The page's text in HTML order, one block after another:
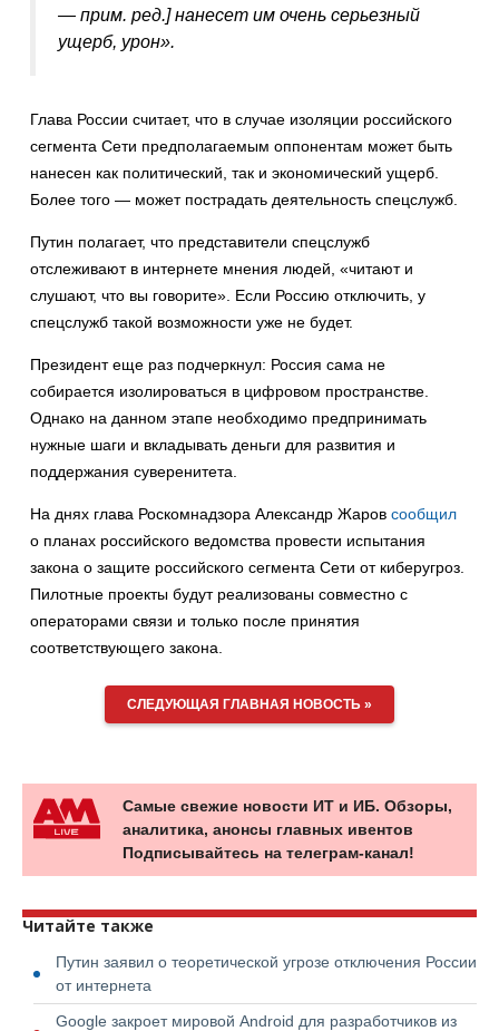
— прим. ред.] нанесет им очень серьезный
ущерб, урон».
Глава России считает, что в случае изоляции российского
сегмента Сети предполагаемым оппонентам может быть
нанесен как политический, так и экономический ущерб.
Более того — может пострадать деятельность спецслужб.
Путин полагает, что представители спецслужб
отслеживают в интернете мнения людей, «читают и
слушают, что вы говорите». Если Россию отключить, у
спецслужб такой возможности уже не будет.
Президент еще раз подчеркнул: Россия сама не
собирается изолироваться в цифровом пространстве.
Однако на данном этапе необходимо предпринимать
нужные шаги и вкладывать деньги для развития и
поддержания суверенитета.
На днях глава Роскомнадзора Александр Жаров сообщил
о планах российского ведомства провести испытания
закона о защите российского сегмента Сети от киберугроз.
Пилотные проекты будут реализованы совместно с
операторами связи и только после принятия
соответствующего закона.
СЛЕДУЮЩАЯ ГЛАВНАЯ НОВОСТЬ »
Самые свежие новости ИТ и ИБ. Обзоры,
аналитика, анонсы главных ивентов
Подписывайтесь на телеграм-канал!
Читайте также
Путин заявил о теоретической угрозе отключения России
от интернета
Google закроет мировой Android для разработчиков из